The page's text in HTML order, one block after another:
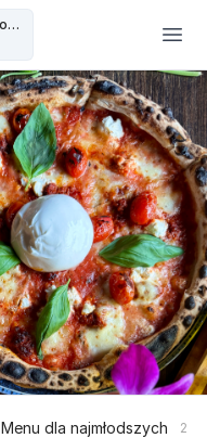
Restauracja Bursztynowa 1 - dowóz
Menu dla najmłodszych 2